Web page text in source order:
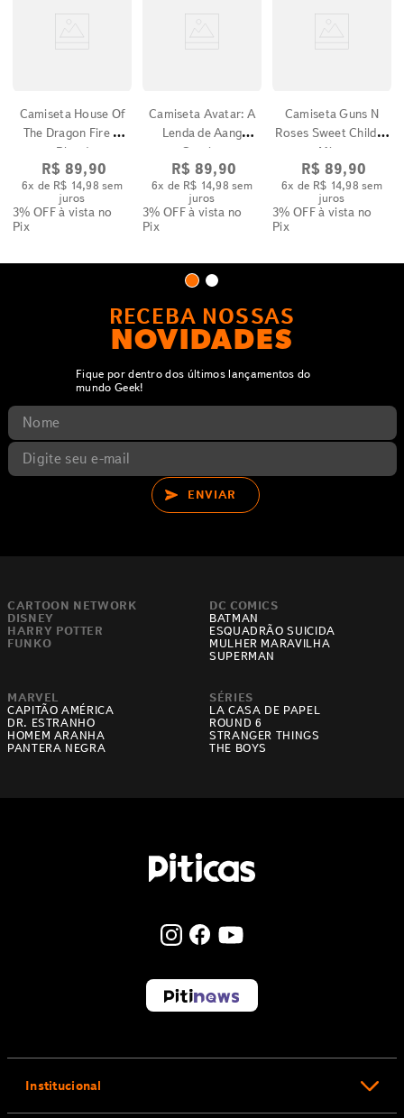
Camiseta House Of
The Dragon Fire &
Blood
R$ 89,90
6x de R$ 14,98 sem
juros
3% OFFà vista no
Pix
Camiseta Avatar: A
Lenda de Aang
Gravity
R$ 89,90
6x de R$ 14,98 sem
juros
3% OFFà vista no
Pix
Camiseta Guns N
Roses Sweet Child O
Mine
R$ 89,90
6x de R$ 14,98 sem
juros
3% OFFà vista no
Pix
RECEBA NOSSAS
NOVIDADES
Fique por dentro dos últimos lançamentos do
mundo Geek!
ENVIAR
CARTOON NETWORK
DISNEY
HARRY POTTER
FUNKO
DC COMICS
BATMAN
ESQUADRÃO SUICIDA
MULHER MARAVILHA
SUPERMAN
MARVEL
CAPITÃO AMÉRICA
DR. ESTRANHO
HOMEM ARANHA
PANTERA NEGRA
SÉRIES
LA CASA DE PAPEL
ROUND 6
STRANGER THINGS
THE BOYS
Institucional